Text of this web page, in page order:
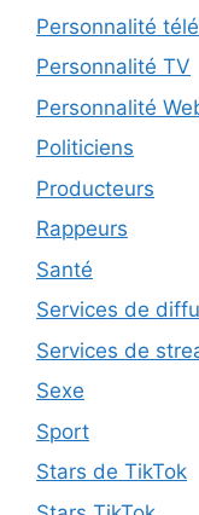
Personnalité
Personnalité TV
Personnalité
Politiciens
Producteurs
Rappeurs
Santé
Services de
Services de
Sexe
Sport
Stars de TikTok